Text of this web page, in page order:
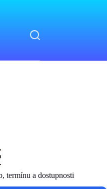
termínu a dostupnosti